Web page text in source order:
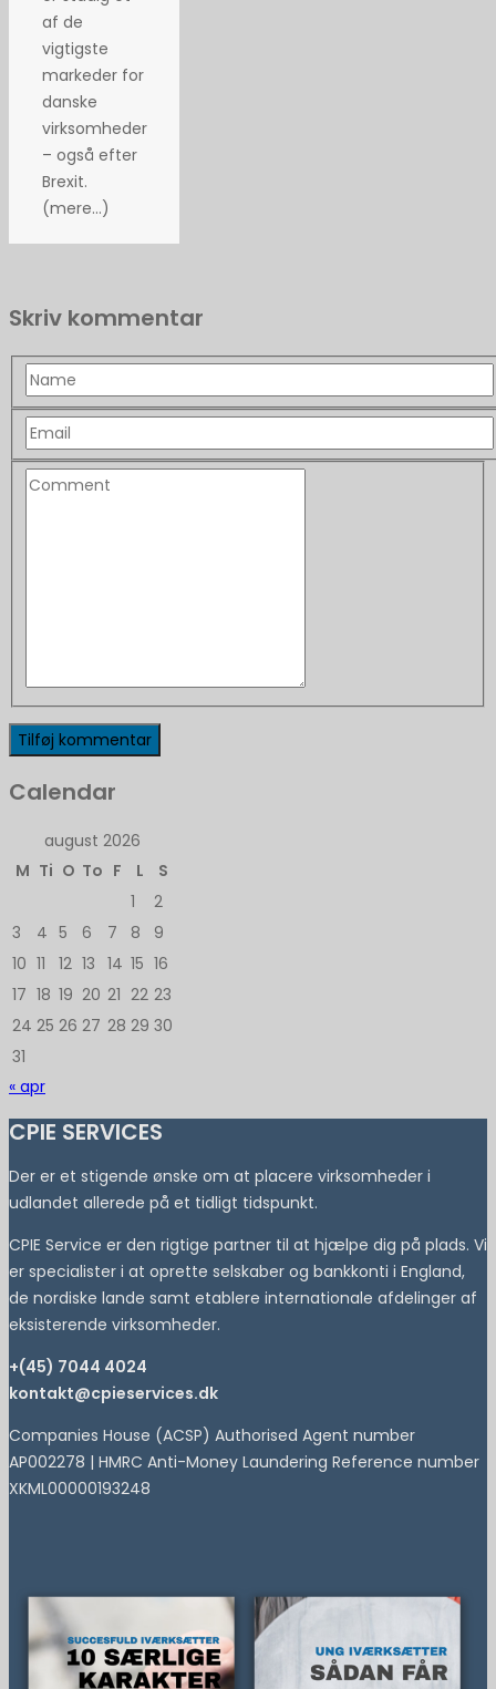
af de
vigtigste
markeder for
danske
virksomheder
– også efter
Brexit.
(mere…)
Skriv kommentar
Calendar
august 2026
M Ti O To F L
S
1
2
3
4 5 6 7 8
9
10 11 12 13 14 15 16
17 18 19 20 21 22 23
24 25 26 27 28 29 30
31
« apr
CPIE SERVICES
Der er et stigende ønske om at placere virksomheder i
udlandet allerede på et tidligt tidspunkt.
CPIE Service er den rigtige partner til at hjælpe dig på plads. Vi
er specialister i at oprette selskaber og bankkonti i England,
de nordiske lande samt etablere internationale afdelinger af
eksisterende virksomheder.
+(45) 7044 4024
kontakt@cpieservices.dk
Companies House (ACSP) Authorised Agent number
AP002278 | HMRC Anti-Money Laundering Reference number
XKML00000193248